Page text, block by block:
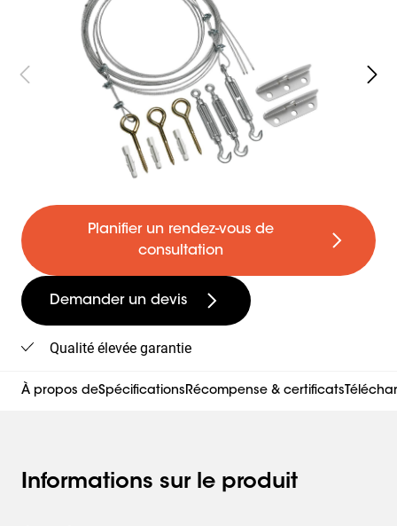
0): Voir tout
Planifier un rendez-vous de
consultation
Demander un devis
Qualité élevée garantie
À propos deSpécificationsRécompense & certificats
Informations sur le produit